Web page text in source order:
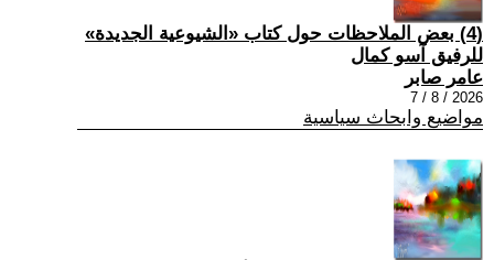
(4) بعض الملاحظات حول كتاب «الشيوعية الجديدة»
للرفيق آسو كمال
عامر صابر
2026 / 8 / 7
مواضيع وابحاث سياسية